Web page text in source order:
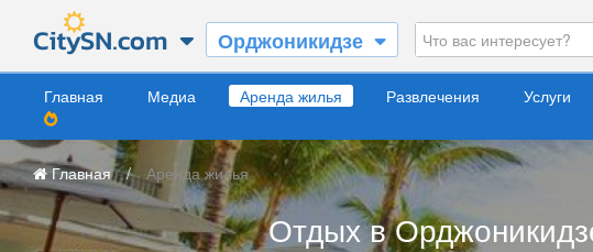
Орджоникидзе
Главная Медиа Аренда жилья Развлечения Услуги
Главная / Аренда жилья
Отдых в